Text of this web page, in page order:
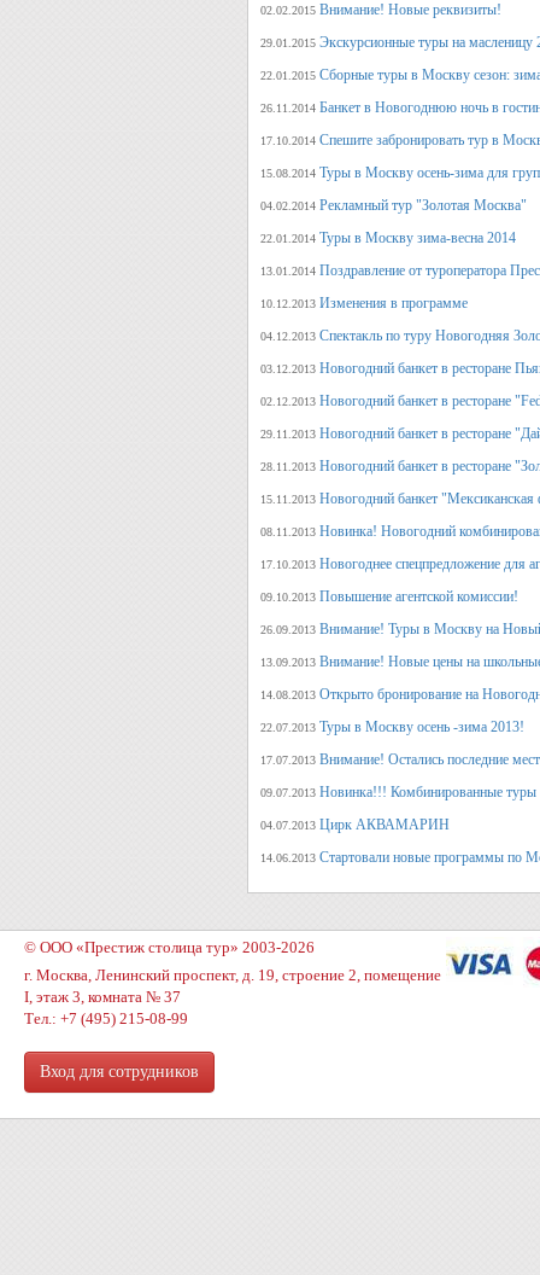
02.02.2015 Внимание! Новые реквизиты!
29.01.2015 Экскурсионные туры на масленицу
22.01.2015 Сборные туры в Москву сезон:
26.11.2014 Банкет в Новогоднюю ночь в
17.10.2014 Спешите забронировать тур в
15.08.2014 Туры в Москву осень-зима для
04.02.2014 Рекламный тур "Золотая Москва"
22.01.2014 Туры в Москву зима-весна 2014
13.01.2014 Поздравление от туроператора
10.12.2013 Изменения в программе
04.12.2013 Спектакль по туру Новогодняя
03.12.2013 Новогодний банкет в ресторане
02.12.2013 Новогодний банкет в ресторане
29.11.2013 Новогодний банкет в ресторане
28.11.2013 Новогодний банкет в ресторане
15.11.2013 Новогодний банкет
08.11.2013 Новинка! Новогодний
17.10.2013 Новогоднее спецпредложение для
09.10.2013 Повышение агентской комиссии!
26.09.2013 Внимание! Туры в Москву на
13.09.2013 Внимание! Новые цены на
14.08.2013 Открыто бронирование на
22.07.2013 Туры в Москву осень -зима 2013!
17.07.2013 Внимание! Остались последние
09.07.2013 Новинка!!! Комбинированные туры
04.07.2013 Цирк АКВАМАРИН
14.06.2013 Стартовали новые программы по
© ООО «Престиж столица тур» 2003-2026
г. Москва, Ленинский проспект, д. 19, строение 2, помещение
I, этаж 3, комната № 37
Тел.: +7 (495) 215-08-99
Вход для сотрудников